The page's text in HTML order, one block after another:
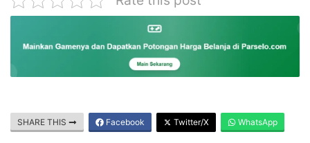
SHARE THIS Facebook Twitter/X WhatsApp